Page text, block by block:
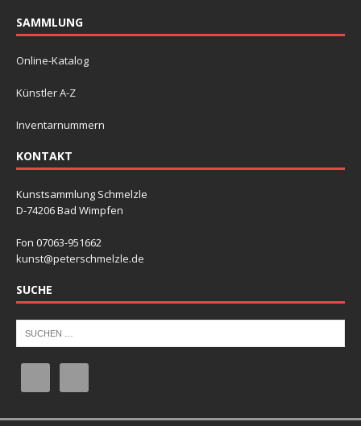
SAMMLUNG
Online-Katalog
Künstler A-Z
Inventarnummern
KONTAKT
Kunstsammlung Schmelzle
D-74206 Bad Wimpfen
Fon 07063-951662
kunst@peterschmelzle.de
SUCHE